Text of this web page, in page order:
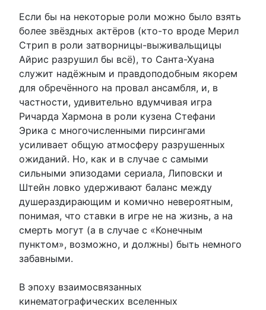
Если бы на некоторые роли можно было взять
более звёздных актёров (кто-то вроде Мерил
Стрип в роли затворницы-выживальщицы
Айрис разрушил бы всё), то Санта-Хуана
служит надёжным и правдоподобным якорем
для обречённого на провал ансамбля, и, в
частности, удивительно вдумчивая игра
Ричарда Хармона в роли кузена Стефани
Эрика с многочисленными пирсингами
усиливает общую атмосферу разрушенных
ожиданий. Но, как и в случае с самыми
сильными эпизодами сериала, Липовски и
Штейн ловко удерживают баланс между
душераздирающим и комично невероятным,
понимая, что ставки в игре не на жизнь, а на
смерть могут (а в случае с «Конечным
пунктом», возможно, и должны) быть немного
забавными.
В эпоху взаимосвязанных
кинематографических вселенных